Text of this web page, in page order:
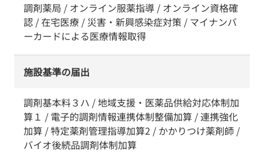
調剤薬局 / オンライン服薬指導 / オンライン資格確
認 / 在宅医療 / 災害・新興感染症対策 / マイナンバ
ーカードによる医療情報取得
施設基準の届出
調剤基本料３ハ / 地域支援・医薬品供給対応体制加
算１ / 電子的調剤情報連携体制整備加算 / 連携強化
加算 / 特定薬剤管理指導加算2 / かかりつけ薬剤師 /
バイオ後続品調剤体制加算